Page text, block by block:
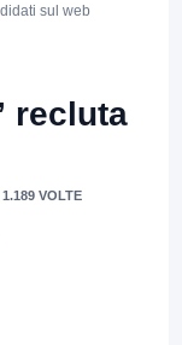
sul web
recluta
VOLTE